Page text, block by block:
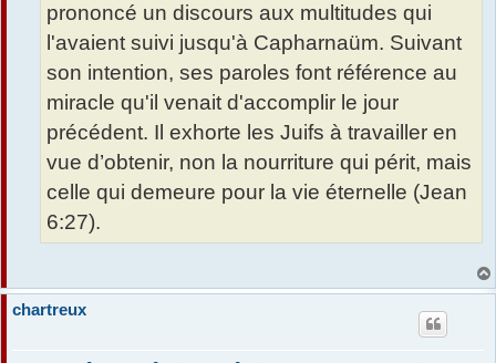
prononcé un discours aux multitudes qui
l'avaient suivi jusqu'à Capharnaüm. Suivant
son intention, ses paroles font référence au
miracle qu'il venait d'accomplir le jour
précédent. Il exhorte les Juifs à travailler en
vue d’obtenir, non la nourriture qui périt, mais
celle qui demeure pour la vie éternelle (Jean
6:27).
chartreux